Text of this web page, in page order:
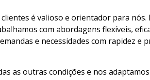
é valioso e orientador para
com abordagens flexíveis,
e necessidades com rapidez e
as outras condições e nos